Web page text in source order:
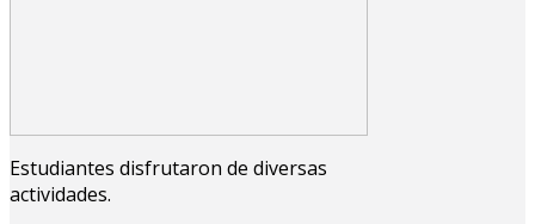
Estudiantes disfrutaron de diversas
actividades.